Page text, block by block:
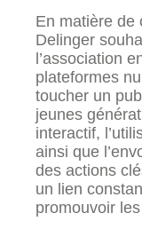
En matière de
Delinger
l’association
plateformes
toucher un
jeunes
interactif,
ainsi que
des actions
un lien
promouvoir